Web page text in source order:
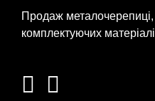
Продаж
комплектуючих